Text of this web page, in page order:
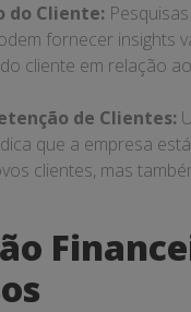
do Cliente:
fornecer insights
cliente em relação
de Clientes:
que a empresa
clientes, mas